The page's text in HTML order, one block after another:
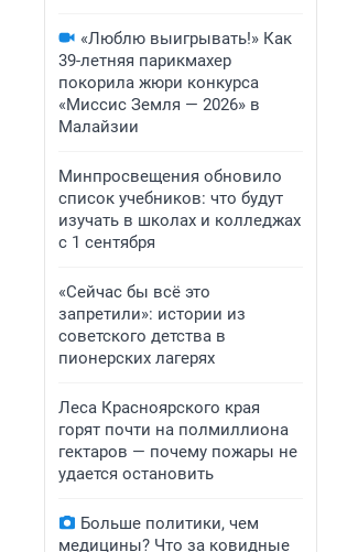
«Люблю выигрывать!» Как
39-летняя парикмахер
покорила жюри конкурса
«Миссис Земля — 2026» в
Малайзии
Минпросвещения обновило
список учебников: что будут
изучать в школах и колледжах
с 1 сентября
«Сейчас бы всё это
запретили»: истории из
советского детства в
пионерских лагерях
Леса Красноярского края
горят почти на полмиллиона
гектаров — почему пожары не
удается остановить
Больше политики, чем
медицины? Что за ковидные